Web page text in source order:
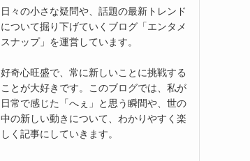
日々の小さな疑問や、話題の最新トレンド
について掘り下げていくブログ「エンタメ
スナップ」を運営しています。
好奇心旺盛で、常に新しいことに挑戦する
ことが大好きです。このブログでは、私が
日常で感じた「へぇ」と思う瞬間や、世の
中の新しい動きについて、わかりやすく楽
しく記事にしていきます。